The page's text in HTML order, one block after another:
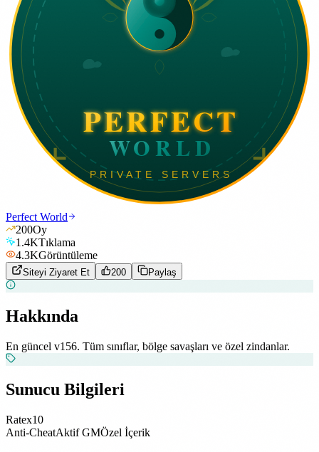
Perfect World
200Oy
1.4KTıklama
4.3KGörüntüleme
Siteyi Ziyaret Et 200 Paylaş
Hakkında
En güncel v156. Tüm sınıflar, bölge savaşları ve özel zindanlar.
Sunucu Bilgileri
Ratex10
Anti-CheatAktif GMÖzel İçerik